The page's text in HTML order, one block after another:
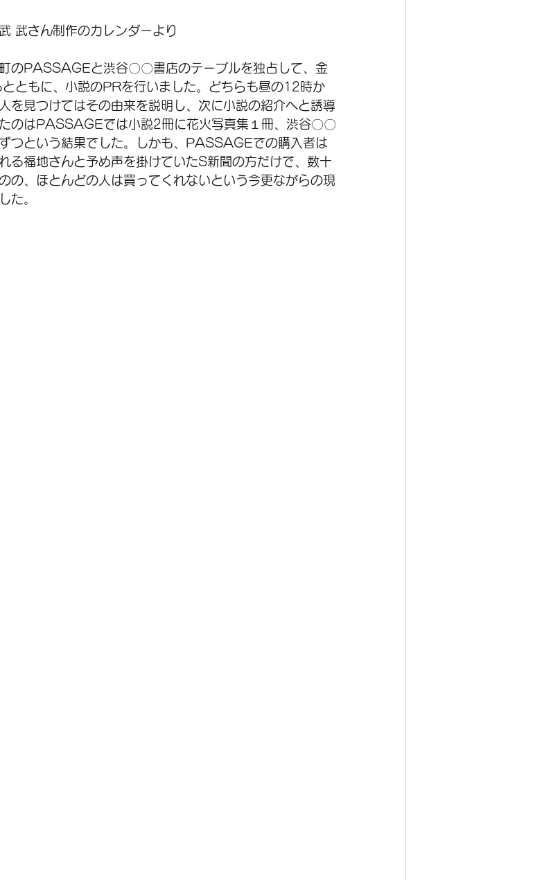
カレンダーより
のPASSAGEと渋谷〇〇書店のテーブルを独占して、金
ともに、小説のPRを行いました。どちらも昼の12時か
を見つけてはその由来を説明し、次に小説の紹介へと誘導
のはPASSAGEでは小説2冊に花火写真集１冊、渋谷〇〇
つという結果でした。しかも、PASSAGEでの購入者は
る福地さんと予め声を掛けていたS新聞の方だけで、数十
の、ほとんどの人は買ってくれないという今更ながらの現
た。